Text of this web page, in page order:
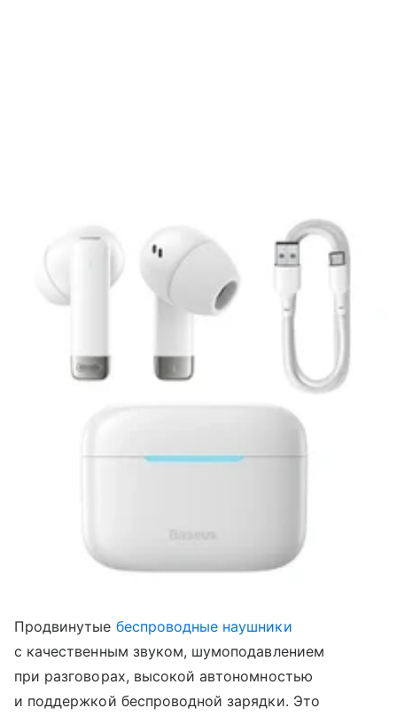
Продвинутые беспроводные наушники
с качественным звуком, шумоподавлением
при разговорах, высокой автономностью
и поддержкой беспроводной зарядки. Это